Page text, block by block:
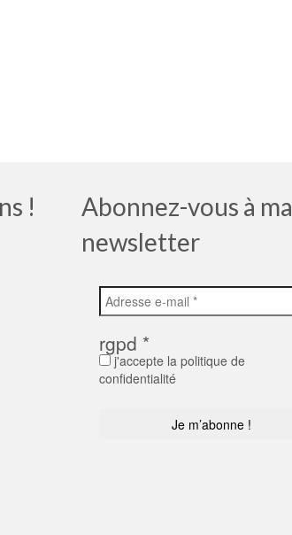
!
Abonnez-vous à ma
newsletter
rgpd *
j'accepte la politique de
confidentialité